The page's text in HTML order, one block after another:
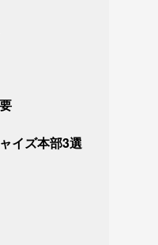
イズ本部3選